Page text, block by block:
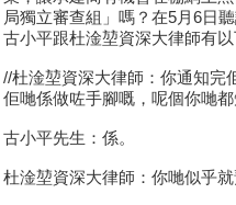
局獨立審查組」嗎？在5月6日
古小平跟杜淦堃資深大律師有以
//杜淦堃資深大律師：你通知完
佢哋係做咗手腳嘅，呢個你哋都
古小平先生：係。
杜淦堃資深大律師：你哋似乎